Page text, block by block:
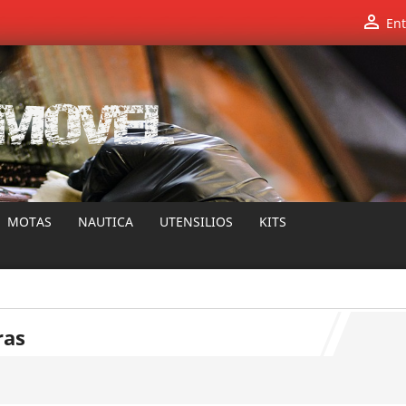

MOTAS NAUTICA UTENSILIOS KITS